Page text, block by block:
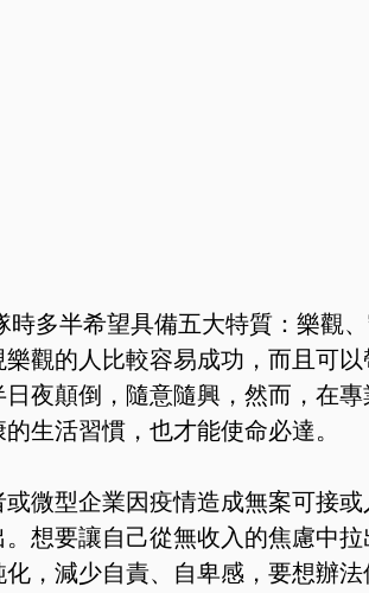
多半希望具備五大特質：樂觀
觀的人比較容易成功，而且可
夜顛倒，隨意隨興，然而，在
生活習慣，也才能使命必達。
微型企業因疫情造成無案可接
想要讓自己從無收入的焦慮中
，減少自責、自卑感，要想辦